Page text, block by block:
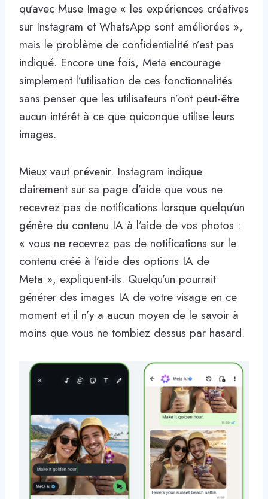
qu’avec Muse Image « les expériences créatives
sur Instagram et WhatsApp sont améliorées »,
mais le problème de confidentialité n’est pas
indiqué. Encore une fois, Meta encourage
simplement l’utilisation de ces fonctionnalités
sans penser que les utilisateurs n’ont peut-être
aucun intérêt à ce que quiconque utilise leurs
images.
Mieux vaut prévenir. Instagram indique
clairement sur sa page d’aide que vous ne
recevrez pas de notifications lorsque quelqu’un
génère du contenu IA à l’aide de vos photos :
« vous ne recevrez pas de notifications sur le
contenu créé à l’aide des options IA de
Meta », expliquent-ils. Quelqu’un pourrait
générer des images IA de votre visage en ce
moment et il n’y a aucun moyen de le savoir à
moins que vous ne tombiez dessus par hasard.